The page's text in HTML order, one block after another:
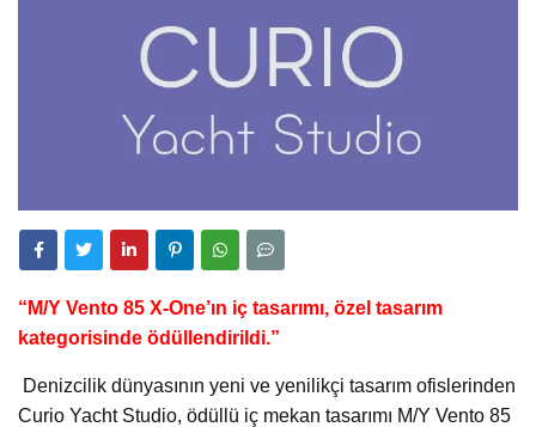
“M/Y Vento 85 X-One’ın iç tasarımı, özel tasarım
kategorisinde ödüllendirildi.”
Denizcilik dünyasının yeni ve yenilikçi tasarım ofislerinden
Curio Yacht Studio, ödüllü iç mekan tasarımı M/Y Vento 85